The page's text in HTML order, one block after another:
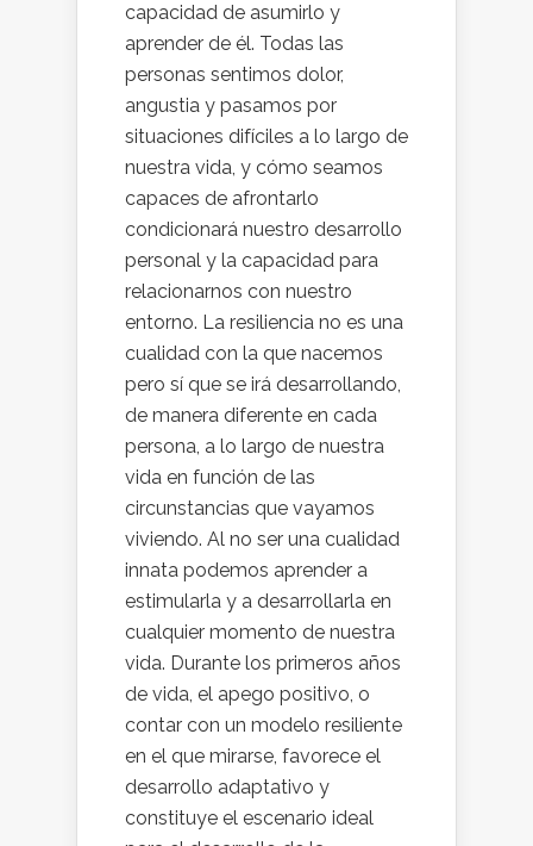
capacidad de asumirlo y
aprender de él. Todas las
personas sentimos dolor,
angustia y pasamos por
situaciones difíciles a lo largo de
nuestra vida, y cómo seamos
capaces de afrontarlo
condicionará nuestro desarrollo
personal y la capacidad para
relacionarnos con nuestro
entorno. La resiliencia no es una
cualidad con la que nacemos
pero sí que se irá desarrollando,
de manera diferente en cada
persona, a lo largo de nuestra
vida en función de las
circunstancias que vayamos
viviendo. Al no ser una cualidad
innata podemos aprender a
estimularla y a desarrollarla en
cualquier momento de nuestra
vida. Durante los primeros años
de vida, el apego positivo, o
contar con un modelo resiliente
en el que mirarse, favorece el
desarrollo adaptativo y
constituye el escenario ideal